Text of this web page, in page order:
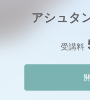
アシュタ
受講料